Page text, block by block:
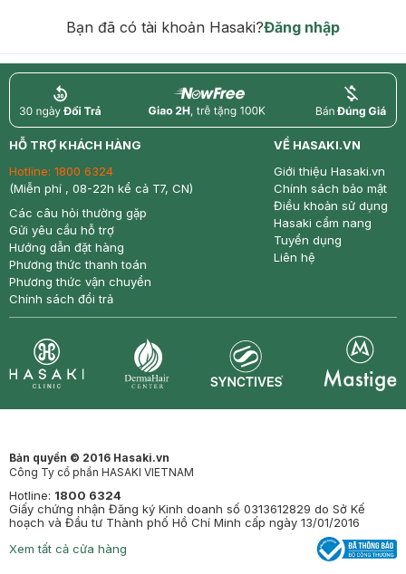
Bạn đã có tài khoản Hasaki?Đăng nhập
return nowfree price
HỖ TRỢ KHÁCH HÀNG
Hotline: 1800 6324
(Miễn phí , 08-22h kể cả T7, CN)
Các câu hỏi thường gặp
Gửi yêu cầu hỗ trợ
Hướng dẫn đặt hàng
Phương thức thanh toán
Phương thức vận chuyển
Chính sách đổi trả
VỀ HASAKI.VN
Giới thiệu Hasaki.vn
Chính sách bảo mật
Điều khoản sử dụng
Hasaki cẩm nang
Tuyển dụng
Liên hệ
Bản quyền © 2016 Hasaki.vn
Công Ty cổ phần HASAKI VIETNAM
Hotline: 1800 6324
Giấy chứng nhận Đăng ký Kinh doanh số 0313612829 do Sở Kế
hoạch và Đầu tư Thành phố Hồ Chí Minh cấp ngày 13/01/2016
Xem tất cả cửa hàng